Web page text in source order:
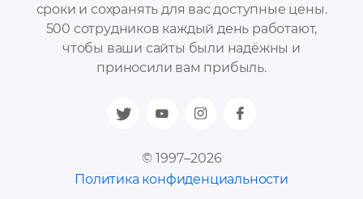
сроки и сохранять для вас доступные цены.
500 сотрудников каждый день работают,
чтобы ваши сайты были надёжны и
приносили вам прибыль.
© 1997–2026
Политика конфиденциальности